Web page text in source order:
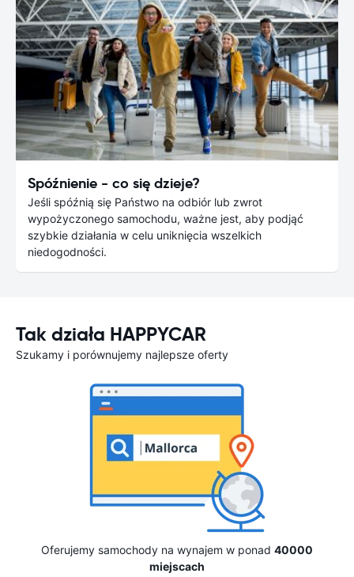
Spóźnienie - co się dzieje?
Jeśli spóźnią się Państwo na odbiór lub zwrot
wypożyczonego samochodu, ważne jest, aby podjąć
szybkie działania w celu uniknięcia wszelkich
niedogodności.
Tak działa HAPPYCAR
Szukamy i porównujemy najlepsze oferty
Oferujemy samochody na wynajem w ponad 40000
miejscach